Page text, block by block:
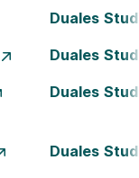
Duales
Duales
Duales
Duales